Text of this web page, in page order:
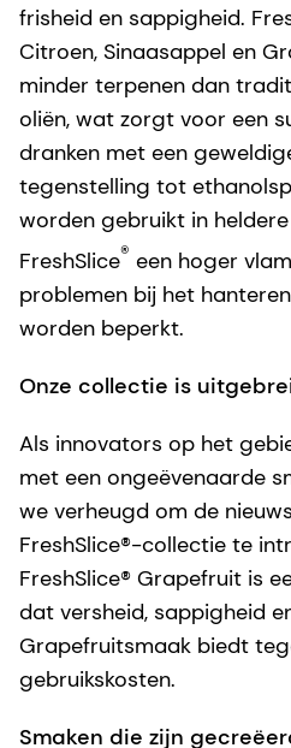
FreshSlice®citrusoliën
behulp van een delicaat
resulteert in een verser,
smaakprofiel. Deze zachte
behoudt de kostbare
vermindert het aantal off
frisheid en sappigheid.
Citroen, Sinaasappel en
minder terpenen dan
oliën, wat zorgt voor een
dranken met een
tegenstelling tot
worden gebruikt in
FreshSlice®een hoger
problemen bij het
worden beperkt.
Onze collectie is
Als innovators op het
met een ongeëvenaarde